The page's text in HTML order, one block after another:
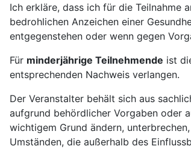
Ich erkläre, dass ich für die Teilnahme
bedrohlichen Anzeichen einer
entgegenstehen oder wenn gegen
Für minderjährige Teilnehmende ist
entsprechenden Nachweis verlangen.
Der Veranstalter behält sich aus
aufgrund behördlicher Vorgaben oder
wichtigem Grund ändern,
Umständen, die außerhalb des